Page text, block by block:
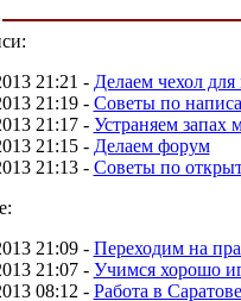
21:21 - Делаем чехол
21:19- Советы по
21:17- Устраняем запах
21:15- Делаем форум
21:13- Советы по
21:09- Переходим на
21:07- Учимся хорошо
08:12 - Работа в